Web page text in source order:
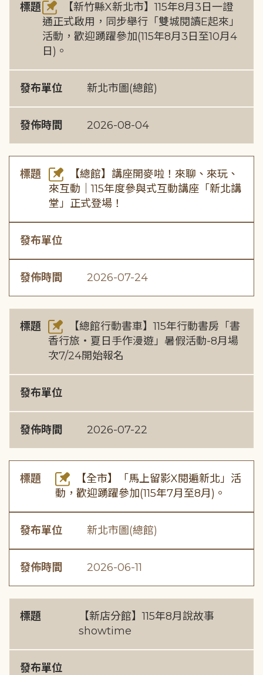
標題
【新竹縣X新北市】115年8月3日一證
通正式啟用，同步舉行「雙城閱讀E起來」
活動，歡迎踴躍參加(115年8月3日至10月4
日)。
發布單位 新北市圖(總館)
發佈時間 2026-08-04
標題
【總館】講座開麥啦！來聊、來玩、
來互動｜115年度參與式互動講座「新北講
堂」正式登場！
發布單位
發佈時間 2026-07-24
標題
【總館行動書車】115年行動書房「書
香行旅・夏日手作漫遊」暑假活動-8月場
次7/24開始報名
發布單位
發佈時間 2026-07-22
標題
【全市】「馬上留影X閱遍新北」活
動，歡迎踴躍參加(115年7月至8月)。
發布單位 新北市圖(總館)
發佈時間 2026-06-11
標題
【新店分館】115年8月說故事
showtime
發布單位